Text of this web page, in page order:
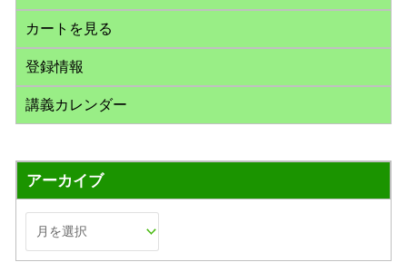
カートを見る
登録情報
講義カレンダー
アーカイブ